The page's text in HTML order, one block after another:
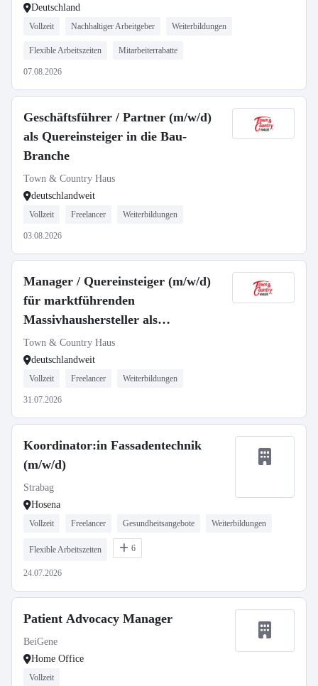
Deutschland
Vollzeit Nachhaltiger Arbeitgeber Weiterbildungen
Flexible Arbeitszeiten Mitarbeiterrabatte
07.08.2026
Geschäftsführer / Partner (m/w/d)
als Quereinsteiger in die Bau-
Branche
Town & Country Haus
deutschlandweit
Vollzeit Freelancer Weiterbildungen
03.08.2026
Manager / Quereinsteiger (m/w/d)
für marktführenden
Massivhaushersteller als
selbstständiger Gebietsleiter
Town & Country Haus
deutschlandweit
Vollzeit Freelancer Weiterbildungen
31.07.2026
Koordinator:in Fassadentechnik
(m/w/d)
Strabag
Hosena
Vollzeit Freelancer Gesundheitsangebote Weiterbildungen
Flexible Arbeitszeiten 6
24.07.2026
Patient Advocacy Manager
BeiGene
Home Office
Vollzeit